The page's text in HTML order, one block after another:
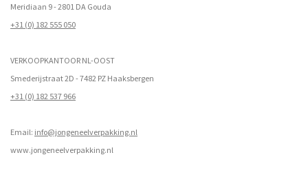
Meridiaan 9 - 2801 DA Gouda
+31 (0) 182 555 050
VERKOOPKANTOOR NL-OOST
Smederijstraat 2D - 7482 PZ Haaksbergen
+31 (0) 182 537 966
Email: info@jongeneelverpakking.nl
www.jongeneelverpakking.nl